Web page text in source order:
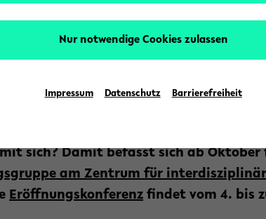
Text: Universität Bielefeld
und sich vielleicht sogar den
sich? Damit befasst sich ab Oktober
am Zentrum für
Eröffnungskonferenz findet vom 4. bis
Nur notwendige Cookies zulassen
Impressum Datenschutz Barrierefreiheit